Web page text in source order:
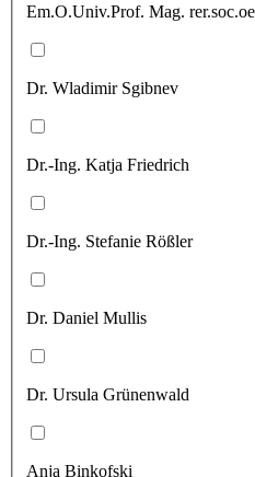
Em.O.Univ.Prof. Mag.
Dr. Wladimir Sgibnev
Dr.-Ing. Katja Friedrich
Dr.-Ing. Stefanie Rößler
Dr. Daniel Mullis
Dr. Ursula Grünenwald
Anja Binkofski